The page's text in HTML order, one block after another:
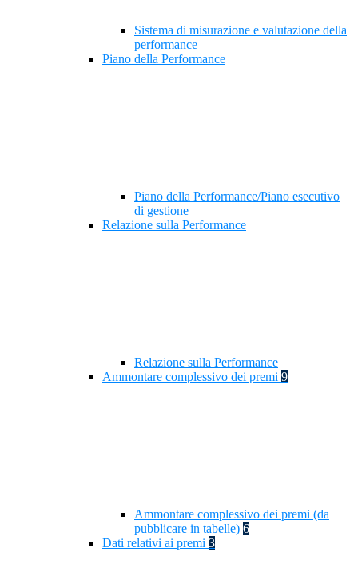
Sistema di misurazione e valutazione della
performance
Piano della Performance
Piano della Performance/Piano esecutivo
di gestione
Relazione sulla Performance
Relazione sulla Performance
Ammontare complessivo dei premi 9
Ammontare complessivo dei premi (da
pubblicare in tabelle) 6
Dati relativi ai premi 3